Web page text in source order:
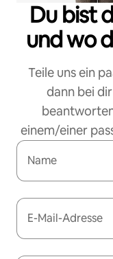
Du bist
und wo
Teile uns ein
dann bei
einem/einer
Name
E-Mail-Adresse